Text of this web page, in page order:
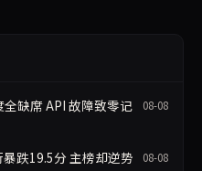
缺席 API 故障致零记
08-08
跌19.5分 主榜却逆势
08-08